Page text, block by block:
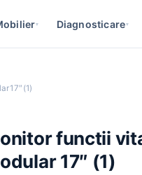
▾ Diagnosticare▾
17″ (1)
functii
17″ (1)